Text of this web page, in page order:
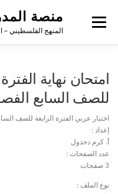
منصة
المنهج الفلسطيني –
القائمة
امتحان نهاية
للصف السابع
اختبار عربي الفترة الرابعة للصف
إعداد :
أ. كرم دحدول
عدد الصفحات :
3 صفحات
نوع الملف :